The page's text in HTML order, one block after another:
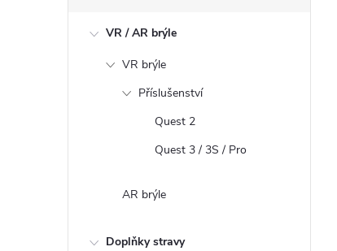
VR / AR brýle
VR brýle
Příslušenství
Quest 2
Quest 3 / 3S / Pro
AR brýle
Doplňky stravy